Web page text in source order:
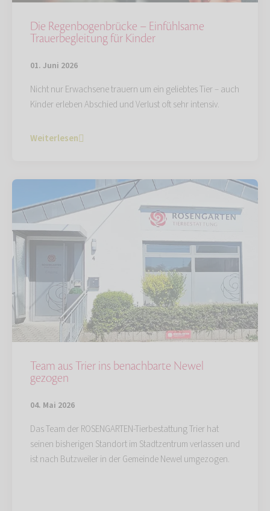
Die Regenbogenbrücke – Einfühlsame
Trauerbegleitung für Kinder
01. Juni 2026
Nicht nur Erwachsene trauern um ein geliebtes Tier – auch
Kinder erleben Abschied und Verlust oft sehr intensiv.
Weiterlesen
Team aus Trier ins benachbarte Newel
gezogen
04. Mai 2026
Das Team der ROSENGARTEN-Tierbestattung Trier hat
seinen bisherigen Standort im Stadtzentrum verlassen und
ist nach Butzweiler in der Gemeinde Newel umgezogen.